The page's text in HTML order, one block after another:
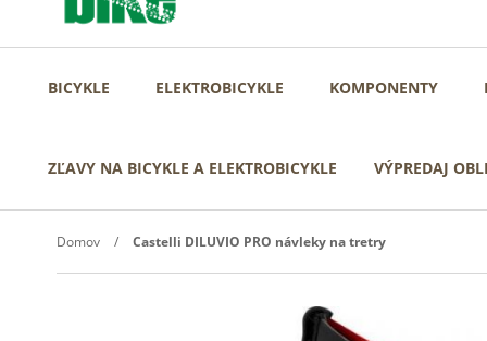
BICYKLE ELEKTROBICYKLE KOMPONENTY
ZĽAVY NA BICYKLE A ELEKTROBICYKLE VÝPREDAJ
Domov Castelli DILUVIO PRO návleky na tretry